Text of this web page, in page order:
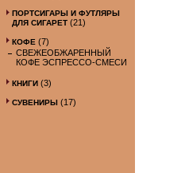
ПОРТСИГАРЫ И ФУТЛЯРЫ
ДЛЯ СИГАРЕТ (21)
КОФЕ (7)
СВЕЖЕОБЖАРЕННЫЙ
КОФЕ ЭСПРЕССО-СМЕСИ
КНИГИ (3)
СУВЕНИРЫ (17)